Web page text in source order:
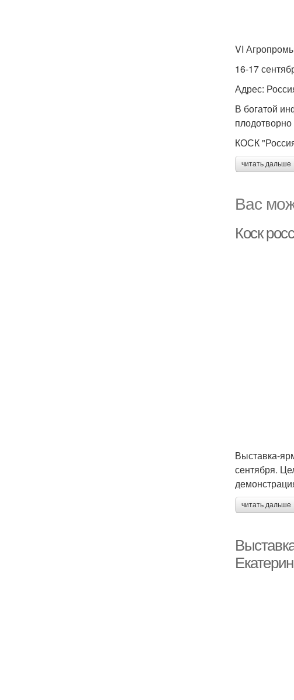
VI
16-17
Адрес:
В богатой
плодотворно
КОСК
читать дальше
Вас
Коск
Выставка-
сентября.
читать дальше